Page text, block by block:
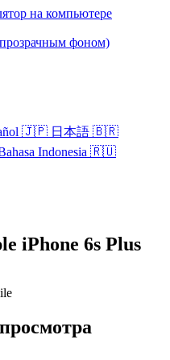
фоном)
🇯🇵 日本語 🇧🇷
Indonesia 🇷🇺
iPhone 6s Plus